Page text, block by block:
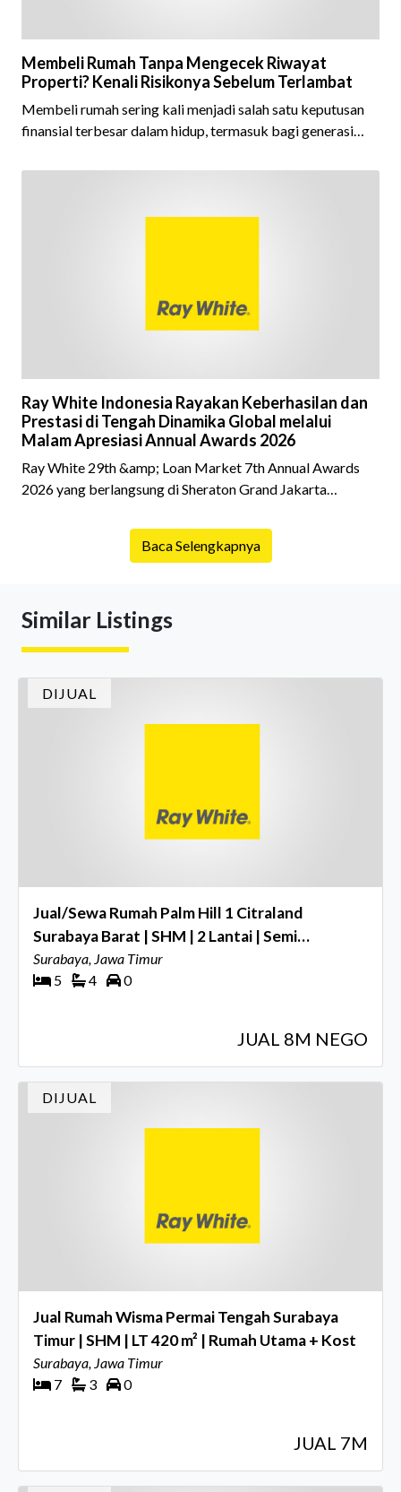
Membeli Rumah Tanpa Mengecek Riwayat
Properti? Kenali Risikonya Sebelum Terlambat
Membeli rumah sering kali menjadi salah satu keputusan
finansial terbesar dalam hidup, termasuk bagi generasi
kepemilikan hunian maupun investasi properti. Namun
fokus pada harga atau lokasi tanpa memperhatikan
Ray White Indonesia Rayakan Keberhasilan dan
Prestasi di Tengah Dinamika Global melalui
Malam Apresiasi Annual Awards 2026
Ray White 29th &amp; Loan Market 7th Annual Awards
2026 yang berlangsung di Sheraton Grand Jakarta
istimewa bagi para pelaku industri properti dan keuangan.
Lebih dari 400 marketing executives dan principals
menghidupkan suasana, acara ini dihadiri oleh Country
Baca Selengkapnya
Similar Listings
DIJUAL
Jual/Sewa Rumah Palm Hill 1 Citraland
Surabaya Barat | SHM | 2 Lantai | Semi
Furnished
Surabaya, Jawa Timur
5
4 0
JUAL 8M NEGO
DIJUAL
Jual Rumah Wisma Permai Tengah Surabaya
Timur | SHM | LT 420 m² | Rumah Utama + Kost
Surabaya, Jawa Timur
7
3 0
JUAL 7M